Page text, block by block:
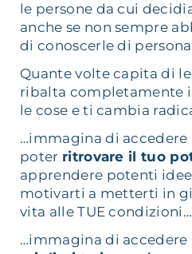
le persone da cui
anche se non sempre
di conoscerle di
Quante volte capita di
ribalta completamente
le cose e ti cambia
…immagina di accedere
poter ritrovare il tuo
apprendere potenti
motivarti a metterti in
vita alle TUE condizioni…
…immagina di